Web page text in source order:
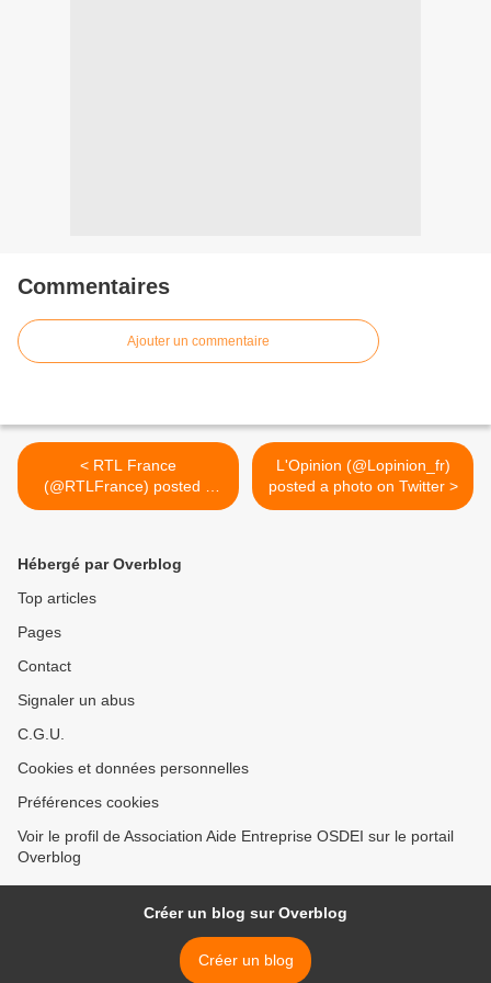
Commentaires
Ajouter un commentaire
< RTL France
(@RTLFrance) posted a
photo on Twitter
L'Opinion (@Lopinion_fr)
posted a photo on Twitter >
Hébergé par Overblog
Top articles
Pages
Contact
Signaler un abus
C.G.U.
Cookies et données personnelles
Préférences cookies
Voir le profil de Association Aide Entreprise OSDEI sur le portail
Overblog
Créer un blog sur Overblog
Créer un blog